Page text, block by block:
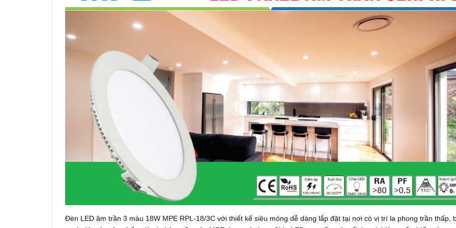
Đèn LED âm trần 3 màu 18W MPE RPL-18/3C với thiết kế siêu mỏng dễ dàng lắp đặt tại nơi có vị trí la phong trần thấp,